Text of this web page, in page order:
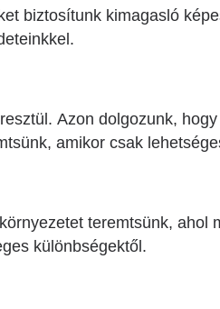
biztosítunk kimagasló
Azon dolgozunk,
amikor csak
teremtsünk, ahol
különbségektől.